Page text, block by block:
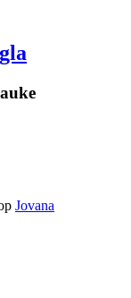
Jovana